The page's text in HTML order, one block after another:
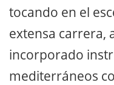
tocando en el
extensa carrera,
incorporado
mediterráneos